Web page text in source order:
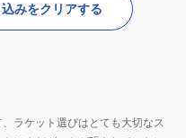
みをクリアする
ラケット選びはとても大切なス